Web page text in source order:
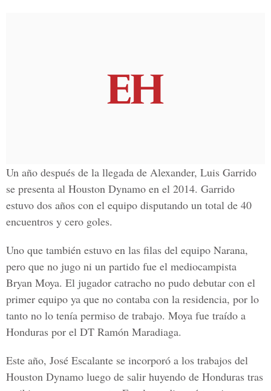
Un año después de la llegada de Alexander, Luis Garrido
se presenta al Houston Dynamo en el 2014. Garrido
estuvo dos años con el equipo disputando un total de 40
encuentros y cero goles.
Uno que también estuvo en las filas del equipo Narana,
pero que no jugo ni un partido fue el mediocampista
Bryan Moya. El jugador catracho no pudo debutar con el
primer equipo ya que no contaba con la residencia, por lo
tanto no lo tenía permiso de trabajo. Moya fue traído a
Honduras por el DT Ramón Maradiaga.
Este año, José Escalante se incorporó a los trabajos del
Houston Dynamo luego de salir huyendo de Honduras tras